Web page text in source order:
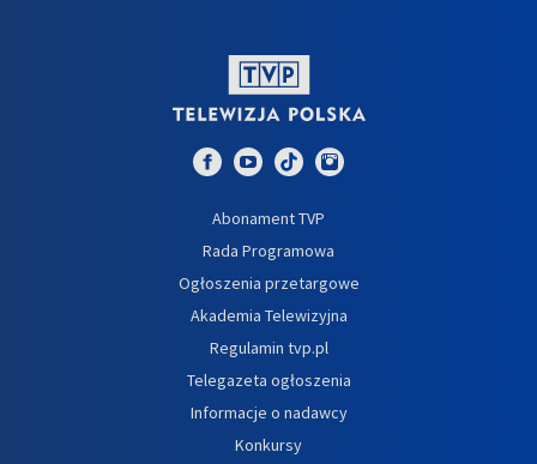
Abonament TVP
Rada Programowa
Ogłoszenia przetargowe
Akademia Telewizyjna
Regulamin tvp.pl
Telegazeta ogłoszenia
Informacje o nadawcy
Konkursy